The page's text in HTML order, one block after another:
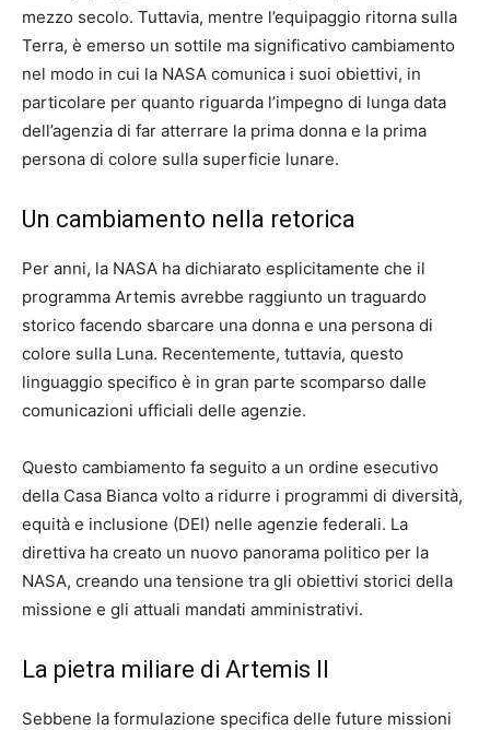
mezzo secolo. Tuttavia, mentre l’equipaggio ritorna sulla
Terra, è emerso un sottile ma significativo cambiamento
nel modo in cui la NASA comunica i suoi obiettivi, in
particolare per quanto riguarda l’impegno di lunga data
dell’agenzia di far atterrare la prima donna e la prima
persona di colore sulla superficie lunare.
Un cambiamento nella retorica
Per anni, la NASA ha dichiarato esplicitamente che il
programma Artemis avrebbe raggiunto un traguardo
storico facendo sbarcare una donna e una persona di
colore sulla Luna. Recentemente, tuttavia, questo
linguaggio specifico è in gran parte scomparso dalle
comunicazioni ufficiali delle agenzie.
Questo cambiamento fa seguito a un ordine esecutivo
della Casa Bianca volto a ridurre i programmi di diversità,
equità e inclusione (DEI) nelle agenzie federali. La
direttiva ha creato un nuovo panorama politico per la
NASA, creando una tensione tra gli obiettivi storici della
missione e gli attuali mandati amministrativi.
La pietra miliare di Artemis II
Sebbene la formulazione specifica delle future missioni